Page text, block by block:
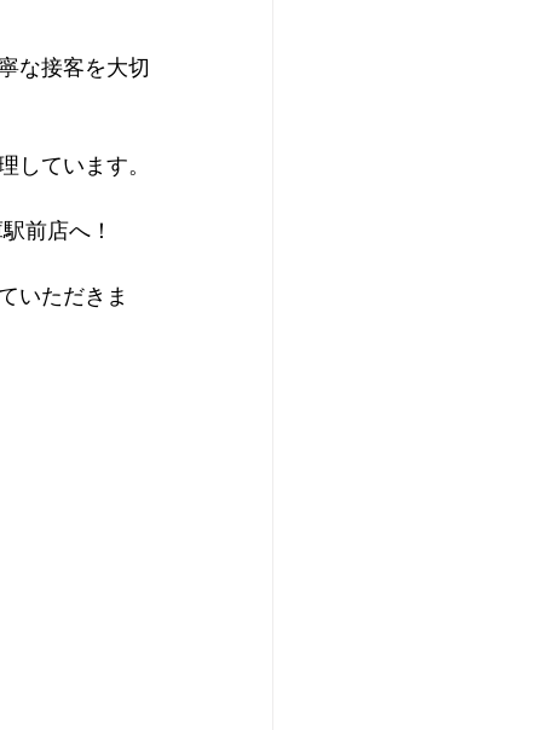
な接客を大切
しています。
前店へ！
いただきま